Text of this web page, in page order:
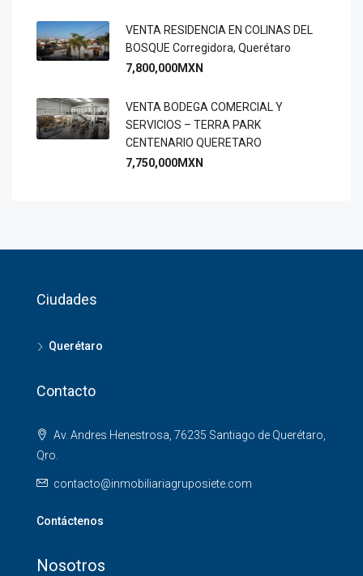
VENTA RESIDENCIA EN COLINAS DEL
BOSQUE Corregidora, Querétaro
7,800,000MXN
VENTA BODEGA COMERCIAL Y
SERVICIOS – TERRA PARK
CENTENARIO QUERETARO
7,750,000MXN
Ciudades
Querétaro
Contacto
Av. Andres Henestrosa, 76235 Santiago de Querétaro,
Qro.
contacto@inmobiliariagruposiete.com
Contáctenos
Nosotros